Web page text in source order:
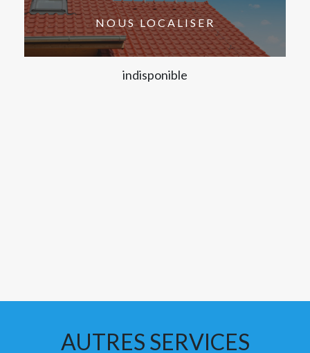
NOUS LOCALISER
indisponible
AUTRES SERVICES